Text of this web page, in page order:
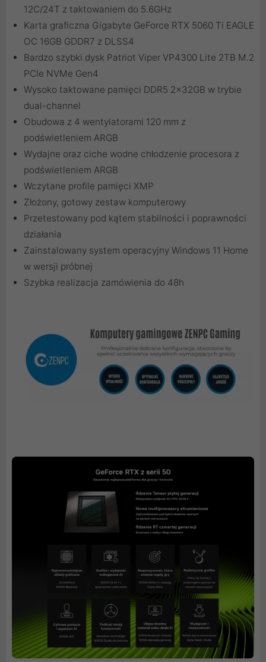
12C/24T z taktowaniem do 5.6GHz
Karta graficzna Gigabyte GeForce RTX 5060 Ti EAGLE
OC 16GB GDDR7 z DLSS4
Bardzo szybki dysk Patriot Viper VP4300 Lite 2TB M.2
PCIe NVMe Gen4
Wysoko taktowane pamięci DDR5 2x32GB w trybie
dual-channel
Obudowa z 4 wentylatorami 120 mm z
podświetleniem ARGB
Wydajne oraz ciche wodne chłodzenie procesora z
podświetleniem ARGB
Wczytane profile pamięci XMP
Złożony, gotowy zestaw komputerowy
Przetestowany pod kątem stabilności i poprawności
działania
Zainstalowany system operacyjny Windows 11 Home
w wersji próbnej
Szybka realizacja zamówienia do 48h